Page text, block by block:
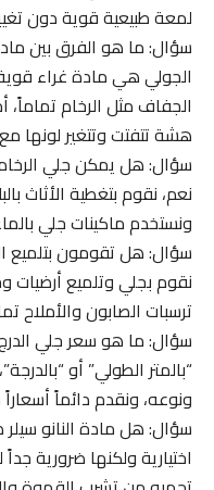
لمعة طبيعية قوية دون تغيير
سؤال: ما هو الفرق بين مادة
الجولي هي مادة غراء قوية
الجفاف مثل الرخام تماماً،
هشة تتفتت وتتغير لونها مع
سؤال: هل يمكن جلي الرخام
نعم، نقوم بتغطية الأثاث
ونستخدم ماكينات جلي بالماء
سؤال: هل تقومون بتلميع
نقوم بجلي وتلميع أرضيات
ترسبات الصابون والأملاح تماماً.
سؤال: ما هو سعر جلي الدرج
“بالمتر الطولي” أو
ونوعه، ونقدم دائماً أسعاراً
سؤال: هل مادة النانو سيلر
اختيارية ولكنها ضرورية جداً